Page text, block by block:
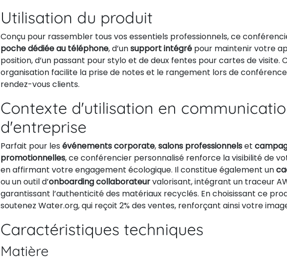
Utilisation du produit
Conçu pour rassembler tous vos essentiels professionnels, ce
poche dédiée au téléphone, d’unsupport intégré pour maintenir votre
position, d’un passant pour stylo et de deux fentes pour cartes de visite.
organisation facilite la prise de notes et le rangement lors de
rendez-vous clients.
Contexte d'utilisation en
d'entreprise
Parfait pour les événements corporate,salons professionnelset
promotionnelles, ce conférencier personnalisé renforce la visibilité de
en affirmant votre engagement écologique. Il constitue également un
ou un outil d’onboarding collaborateurvalorisant, intégrant un traceur
garantissant l’authenticité des matériaux recyclés. En choisissant ce
soutenez Water.org, qui reçoit 2% des ventes, renforçant ainsi votre
Caractéristiques techniques
Matière